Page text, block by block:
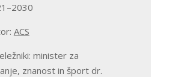
ACS
minister za
znanost in šport dr.